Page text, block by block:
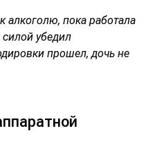
алкоголю, пока работала
убедил
прошел, дочь не